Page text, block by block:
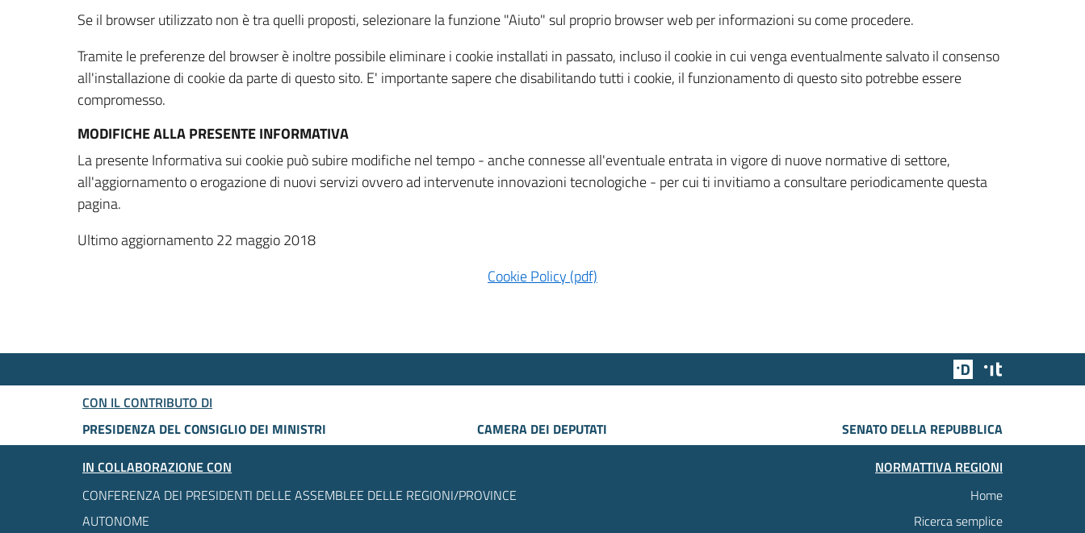
Se il browser utilizzato non è tra quelli proposti, selezionare la funzione "Aiuto" sul proprio browser web per informazioni su come procedere.
Tramite le preferenze del browser è inoltre possibile eliminare i cookie installati in passato, incluso il cookie in cui venga eventualmente salvato il consenso
all'installazione di cookie da parte di questo sito. E' importante sapere che disabilitando tutti i cookie, il funzionamento di questo sito potrebbe essere
compromesso.
MODIFICHE ALLA PRESENTE INFORMATIVA
La presente Informativa sui cookie può subire modifiche nel tempo - anche connesse all'eventuale entrata in vigore di nuove normative di settore,
all'aggiornamento o erogazione di nuovi servizi ovvero ad intervenute innovazioni tecnologiche - per cui ti invitiamo a consultare periodicamente questa
pagina.
Ultimo aggiornamento 22 maggio 2018
Cookie Policy (pdf)
Team Digitale
CON IL CONTRIBUTO DI
PRESIDENZA DEL CONSIGLIO DEI MINISTRI
CAMERA DEI DEPUTATI
SENATO DELLA REPUBBLICA
IN COLLABORAZIONE CON
CONFERENZA DEI PRESIDENTI DELLE ASSEMBLEE DELLE REGIONI/PROVINCE
AUTONOME
NORMATTIVA REGIONI
Home
Ricerca semplice